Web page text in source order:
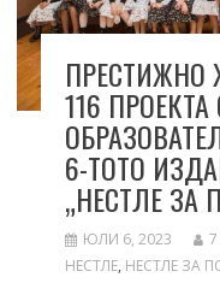
ПРЕСТИЖНО
116
6-ТОТО
„НЕСТЛЕ ЗА
ЮЛИ 6, 2023 7
НЕСТЛЕ, НЕСТЛЕ ЗА